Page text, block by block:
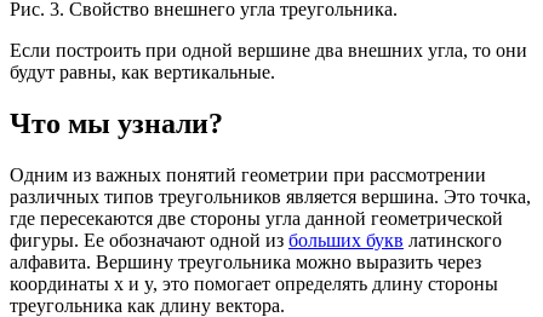
Рис. 3. Свойство внешнего угла треугольника.
Если построить при одной вершине два внешних угла, то они
будут равны, как вертикальные.
Что мы узнали?
Одним из важных понятий геометрии при рассмотрении
различных типов треугольников является вершина. Это точка,
где пересекаются две стороны угла данной геометрической
фигуры. Ее обозначают одной из больших букв латинского
алфавита. Вершину треугольника можно выразить через
координаты x и y, это помогает определять длину стороны
треугольника как длину вектора.